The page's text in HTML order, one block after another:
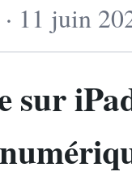
11 juin
sur